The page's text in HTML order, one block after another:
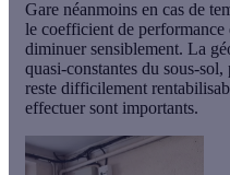
Gare néanmoins en cas de
le coefficient de performance
diminuer sensiblement. La
quasi-constantes du sous-
reste difficilement
effectuer sont importants.